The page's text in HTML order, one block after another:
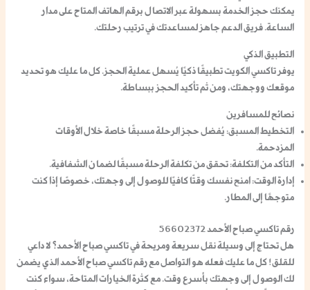
يمكنك حجز الخدمة بسهولة عبر الاتصال برقم الهاتف المتاح على مدار
الساعة. فريق الدعم جاهز لمساعدتك في ترتيب رحلتك.
التطبيق الذكي
يوفر تاكسي الكويت تطبيقًا ذكيًا يُسهل عملية الحجز. كل ما عليك هو تحديد
موقعك ووجهتك، ومن ثم تأكيد الحجز ببساطة.
نصائح للمسافرين
التخطيط المسبق: يُفضل حجز الرحلة مسبقًا خاصة خلال الأوقات
المزدحمة.
التأكد من التكلفة: تحقق من تكلفة الرحلة مسبقًا لضمان الشفافية.
إدارة الوقت: امنح نفسك وقتًا كافيًا للوصول إلى وجهتك، خصوصًا إذا كنت
متوجهًا إلى المطار.
رقم تاكسي صباح الأحمد 56602372
هل تحتاج إلى وسيلة نقل سريعة ومريحة فيتاكسي صباح الأحمد؟ لا داعي
للقلق! كل ما عليك فعله هو التواصل معرقم تاكسي صباح الأحمدالذي يضمن
لك الوصول إلى وجهتك بأسرع وقت. مع كثرة الخيارات المتاحة، سواء كنت